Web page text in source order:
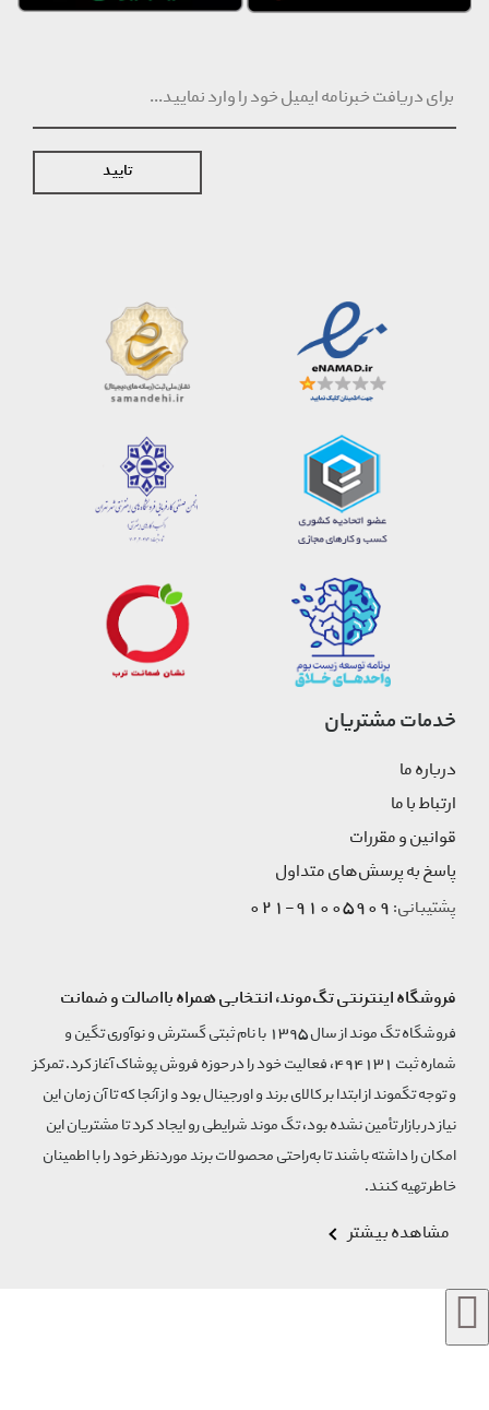
تایید
خدمات مشتریان
درباره ما
ارتباط با ما
قوانین و مقررات
پاسخ به پرسش‌های متداول
پشتیبانی:91005909-021
فروشگاه اینترنتی تگ‌موند، انتخابی همراه بااصالت و ضمانت
فروشگاه تگ موند از سال 1395 با نام ثبتی گسترش و نوآوری تگین و
شماره ثبت 494131، فعالیت خود را در حوزه فروش پوشاک آغاز کرد. تمرکز
و توجه تگموند از ابتدا بر کالای برند و اورجینال بود و از آنجا که تا آن زمان این
نیاز در بازار تأمین نشده بود، تگ موند شرایطی رو ایجاد کرد تا مشتریان این
امکان را داشته باشند تا به‌راحتی محصولات برند مورد‌نظر خود را با اطمینان
خاطر تهیه کنند.
مشاهده بیشتر